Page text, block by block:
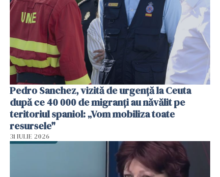
Pedro Sanchez, vizită de urgență la Ceuta
după ce 40 000 de migranți au năvălit pe
teritoriul spaniol: „Vom mobiliza toate
resursele"
31 IULIE 2026